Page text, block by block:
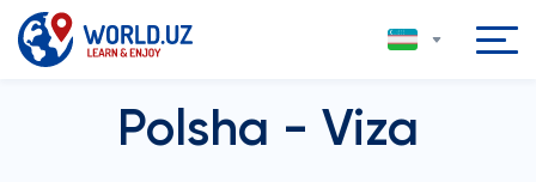
Polsha - Viza